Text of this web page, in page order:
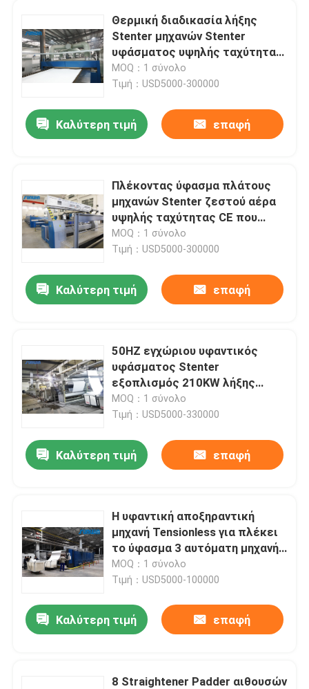
Θερμική διαδικασία λήξης
Stenter μηχανών Stenter
υφάσματος υψηλής ταχύτητας
πετρελαίου πολυεστέρα
MOQ：1 σύνολο
Τιμή：USD5000-300000
Καλύτερη τιμή επαφή
Πλέκοντας ύφασμα πλάτους
μηχανών Stenter ζεστού αέρα
υψηλής ταχύτητας CE που
τελειώνει 2400mm
MOQ：1 σύνολο
Τιμή：USD5000-300000
Καλύτερη τιμή επαφή
50HZ εγχώριου υφαντικός
υφάσματος Stenter
εξοπλισμός 210KW λήξης
μηχανών υφαντικός
MOQ：1 σύνολο
Τιμή：USD5000-330000
Καλύτερη τιμή επαφή
Η υφαντική αποξηραντική
μηχανή Tensionless για πλέκει
το ύφασμα 3 αυτόματη μηχανή
επιθεώρησης υφάσματος
περασμάτων
MOQ：1 σύνολο
Τιμή：USD5000-100000
Καλύτερη τιμή επαφή
8 Straightener Padder αιθουσών